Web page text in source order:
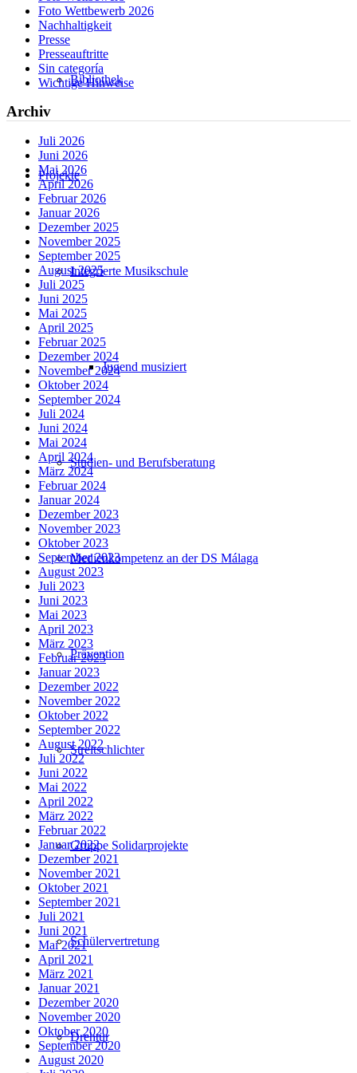
Bibliothek
Projekte
Integrierte Musikschule
Jugend musiziert
Studien- und Berufsberatung
Medienkompetenz an der DS Málaga
Prävention
Streitschlichter
Gruppe Solidarprojekte
Schülervertretung
Drehtür
Foto Wettbewerb 2026
Nachhaltigkeit
Presse
Presseauftritte
Sin categoría
Wichtige Hinweise
Archiv
Juli 2026
Juni 2026
Mai 2026
April 2026
Februar 2026
Januar 2026
Dezember 2025
November 2025
September 2025
August 2025
Juli 2025
Juni 2025
Mai 2025
April 2025
Februar 2025
Dezember 2024
November 2024
Oktober 2024
September 2024
Juli 2024
Juni 2024
Mai 2024
April 2024
März 2024
Februar 2024
Januar 2024
Dezember 2023
November 2023
Oktober 2023
September 2023
August 2023
Juli 2023
Juni 2023
Mai 2023
April 2023
März 2023
Februar 2023
Januar 2023
Dezember 2022
November 2022
Oktober 2022
September 2022
August 2022
Juli 2022
Juni 2022
Mai 2022
April 2022
März 2022
Februar 2022
Januar 2022
Dezember 2021
November 2021
Oktober 2021
September 2021
Juli 2021
Juni 2021
Mai 2021
April 2021
März 2021
Januar 2021
Dezember 2020
November 2020
Oktober 2020
September 2020
August 2020